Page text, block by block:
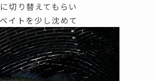
切り替えてもらい
イトを少し沈めて